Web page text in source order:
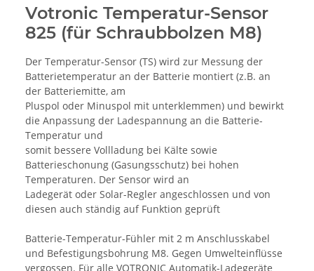
Votronic Temperatur-Sensor
825 (für Schraubbolzen M8)
Der Temperatur-Sensor (TS) wird zur Messung der
Batterietemperatur an der Batterie montiert (z.B. an
der Batteriemitte, am
Pluspol oder Minuspol mit unterklemmen) und bewirkt
die Anpassung der Ladespannung an die Batterie-
Temperatur und
somit bessere Vollladung bei Kälte sowie
Batterieschonung (Gasungsschutz) bei hohen
Temperaturen. Der Sensor wird an
Ladegerät oder Solar-Regler angeschlossen und von
diesen auch ständig auf Funktion geprüft
Batterie-Temperatur-Fühler mit 2 m Anschlusskabel
und Befestigungsbohrung M8. Gegen Umwelteinflüsse
vergossen. Für alle VOTRONIC Automatik-Ladegeräte